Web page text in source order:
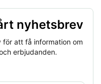
nyhetsbrev
för att få information om
erbjudanden.